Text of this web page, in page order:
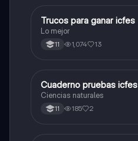
Química
Trucos para ganar icfes
Lo mejor
11 1,074 13
Biologia
Cuaderno pruebas icfes
Ciencias naturales
11 185 2